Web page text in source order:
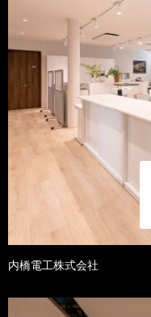
内橋電工株式会社